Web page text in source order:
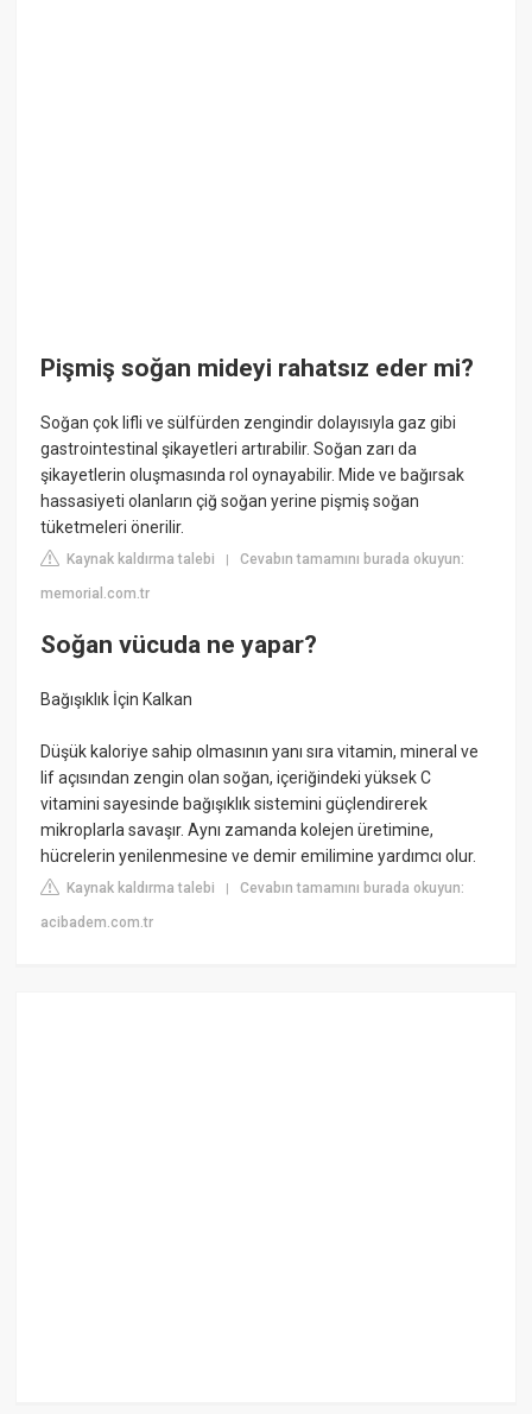
Pişmiş soğan mideyi rahatsız eder mi?
Soğan çok lifli ve sülfürden zengindir dolayısıyla gaz gibi
gastrointestinal şikayetleri artırabilir. Soğan zarı da
şikayetlerin oluşmasında rol oynayabilir. Mide ve bağırsak
hassasiyeti olanların çiğ soğan yerine pişmiş soğan
tüketmeleri önerilir.
Kaynak kaldırma talebi |Cevabın tamamını burada okuyun:
memorial.com.tr
Soğan vücuda ne yapar?
Bağışıklık İçin Kalkan
Düşük kaloriye sahip olmasının yanı sıra vitamin, mineral ve
lif açısından zengin olan soğan, içeriğindeki yüksek C
vitamini sayesinde bağışıklık sistemini güçlendirerek
mikroplarla savaşır. Aynı zamanda kolejen üretimine,
hücrelerin yenilenmesine ve demir emilimine yardımcı olur.
Kaynak kaldırma talebi |Cevabın tamamını burada okuyun:
acibadem.com.tr